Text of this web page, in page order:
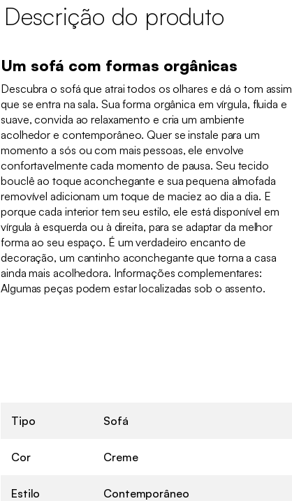
Descrição do produto
Um sofá com formas orgânicas
Descubra o sofá que atrai todos os olhares e dá o tom assim
que se entra na sala. Sua forma orgânica em vírgula, fluida e
suave, convida ao relaxamento e cria um ambiente
acolhedor e contemporâneo. Quer se instale para um
momento a sós ou com mais pessoas, ele envolve
confortavelmente cada momento de pausa. Seu tecido
bouclê ao toque aconchegante e sua pequena almofada
removível adicionam um toque de maciez ao dia a dia. E
porque cada interior tem seu estilo, ele está disponível em
vírgula à esquerda ou à direita, para se adaptar da melhor
forma ao seu espaço. É um verdadeiro encanto de
decoração, um cantinho aconchegante que torna a casa
ainda mais acolhedora. Informações complementares:
Algumas peças podem estar localizadas sob o assento.
Tipo Sofá
Cor Creme
Estilo Contemporâneo